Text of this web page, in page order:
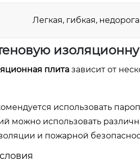
Легкая, гибкая,
плита зависит от
использовать
можно использовать
и пожарной